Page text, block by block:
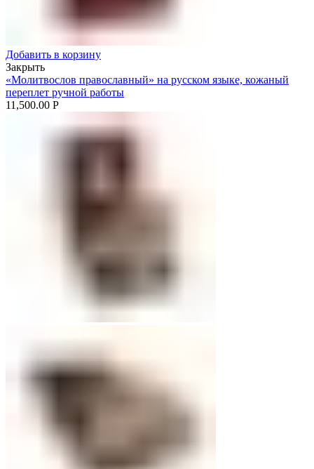
Добавить в корзину
Закрыть
«Молитвослов православный» на русском языке, кожаный
переплет ручной работы
11,500.00 Р